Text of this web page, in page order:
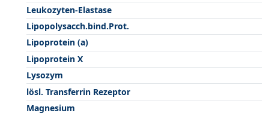
Leukozyten-Elastase
Lipopolysacch.bind.Prot.
Lipoprotein (a)
Lipoprotein X
Lysozym
lösl. Transferrin Rezeptor
Magnesium